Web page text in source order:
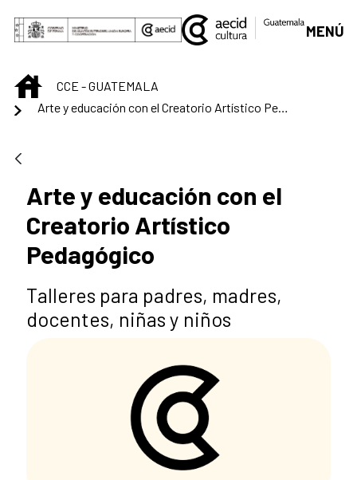
Saltar al contenido principal
MENÚ
INICIOCCE - GUATEMALA
Arte y educación con el Creatorio Artístico Pedagógico
Arte y educación con el
Creatorio Artístico
Pedagógico
Talleres para padres, madres,
docentes, niñas y niños